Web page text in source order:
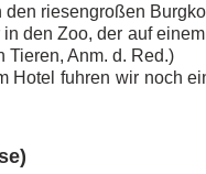
riesengroßen
den Zoo, der auf
Tieren, Anm. d. Red.)
Hotel fuhren wir noch